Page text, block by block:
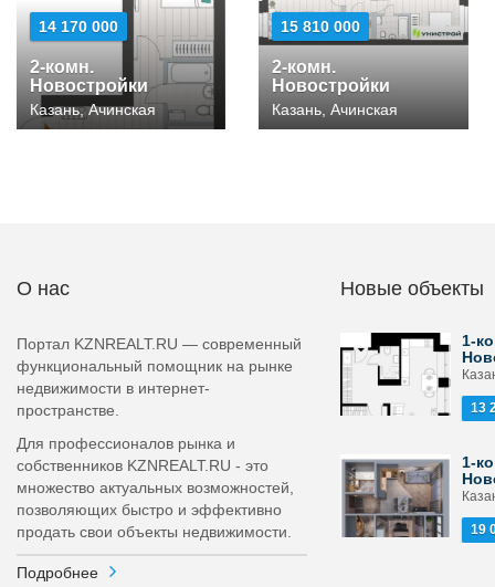
14 170 000
2-комн.
Новостройки
Казань, Ачинская
15 810 000
2-комн.
Новостройки
Казань, Ачинская
О нас
Портал KZNREALT.RU — современный
функциональный помощник на рынке
недвижимости в интернет-
пространстве.
Для профессионалов рынка и
собственников KZNREALT.RU - это
множество актуальных возможностей,
позволяющих быстро и эффективно
продать свои объекты недвижимости.
Подробнее
Новые объекты
1-
13
1-
19